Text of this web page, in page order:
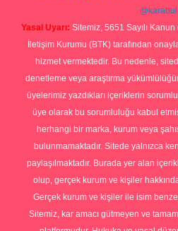
@karabul
Yasal Uyarı: Sitemiz, 5651 Sayılı
İletişim Kurumu (BTK) tarafından
hizmet vermektedir. Bu nedenle,
denetleme veya araştırma
üyelerimiz yazdıkları içeriklerin
üye olarak bu sorumluluğu kabul
herhangi bir marka, kurum veya
bulunmamaktadır. Sitede yalnızca
paylaşılmaktadır. Burada yer alan
olup, gerçek kurum ve kişiler
Gerçek kurum ve kişiler ile isim
Sitemiz, kar amacı gütmeyen ve